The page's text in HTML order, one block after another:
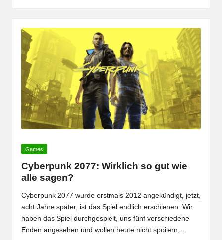
Posted
Games
Cyberpunk 2077: Wirklich so gut wie
alle sagen?
Cyberpunk 2077 wurde erstmals 2012 angekündigt, jetzt,
acht Jahre später, ist das Spiel endlich erschienen. Wir
haben das Spiel durchgespielt, uns fünf verschiedene
Enden angesehen und wollen heute nicht spoilern,…